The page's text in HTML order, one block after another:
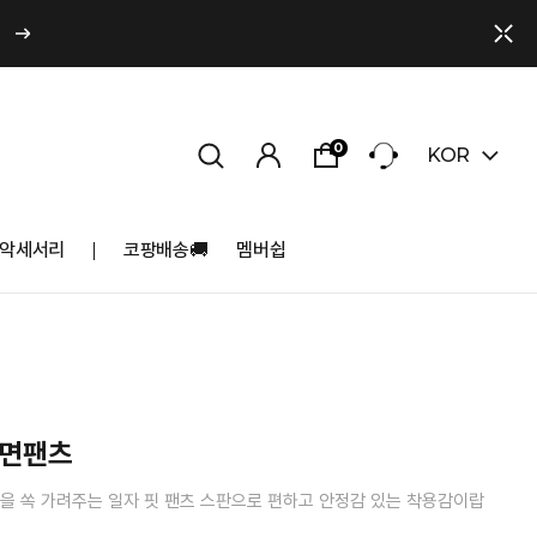
0 KOR
악세서리 코팡배송🚚 멤버쉽
팬츠
쏙 가려주는 일자 핏 팬츠 스판으로 편하고 안정감 있는 착용감이랍